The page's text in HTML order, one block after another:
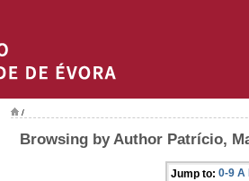
/
Browsing by Author Patrício,
Jump to: 0-9 A